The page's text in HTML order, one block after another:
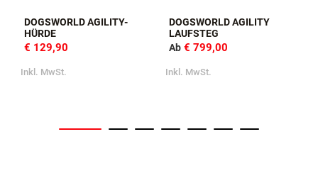
DOGSWORLD AGILITY-
HÜRDE
€ 129,90
Inkl. MwSt.
DOGSWORLD AGILITY
LAUFSTEG
Ab € 799,00
Inkl. MwSt.